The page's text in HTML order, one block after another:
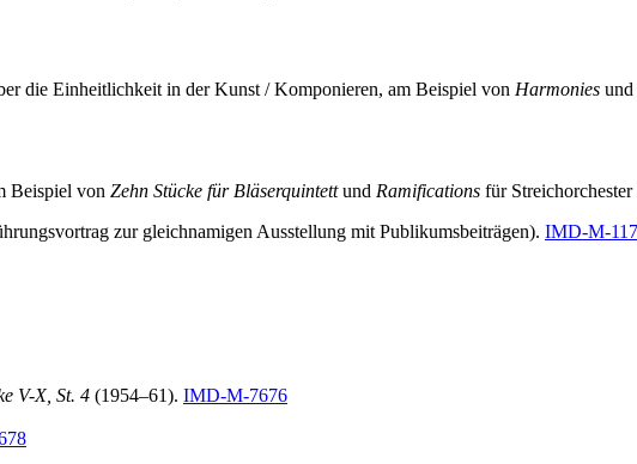
die Einheitlichkeit in der Kunst / Komponieren, am Beispiel von Harmonies und
Beispiel von Zehn Stücke für Bläserquintettund Ramifications für
zur gleichnamigen Ausstellung mit Publikumsbeiträgen). IMD-M-
V-X, St. 4 (1954–61). IMD-M-7676